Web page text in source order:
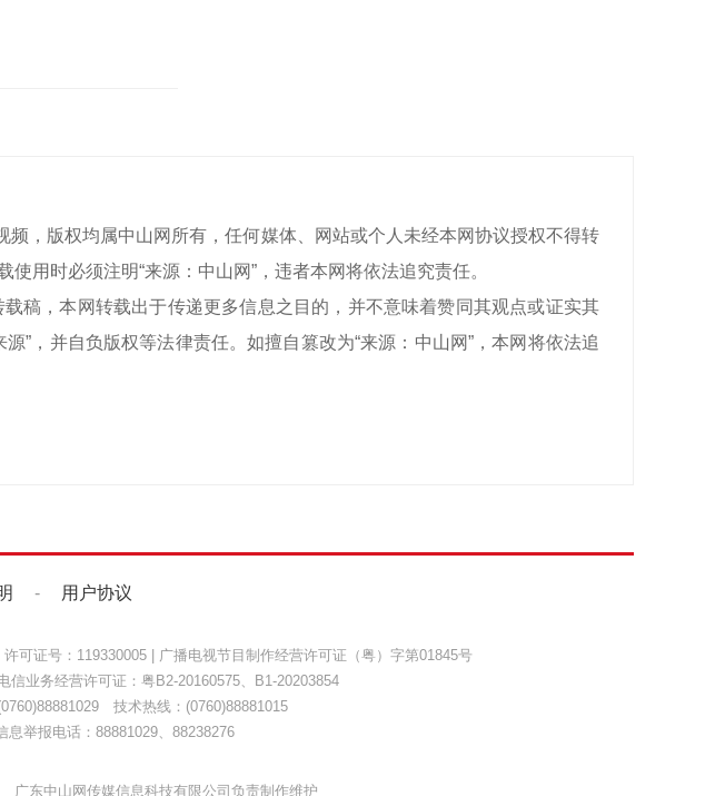
频，版权均属中山网所有，任何媒体、网站或个人未经本网协议授权不得转
用时必须注明“来源：中山网”，违者本网将依法追究责任。
载稿，本网转载出于传递更多信息之目的，并不意味着赞同其观点或证实其
”，并自负版权等法律责任。如擅自篡改为“来源：中山网”，本网将依法追
- 用户协议
可证号：119330005
广播电视节目制作经营许可证（粤）字第01845号
信业务经营许可证： 粤B2-20160575、
B1-20203854
技术热线：(0760)88881015
举报电话：88881029、88238276
东中山网传媒信息科技有限公司负责制作维护